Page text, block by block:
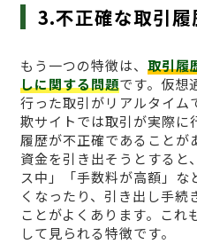
3.不正確な取引
もう一つの特徴は、 取引履
しに関する問題です。仮想
行った取引がリアルタイム
欺サイトでは取引が実際に
履歴が不正確であることが
資金を引き出そうとすると
ス中」「手数料が高額」
くなったり、引き出し手続
ことがよくあります。これ
して見られる特徴です。